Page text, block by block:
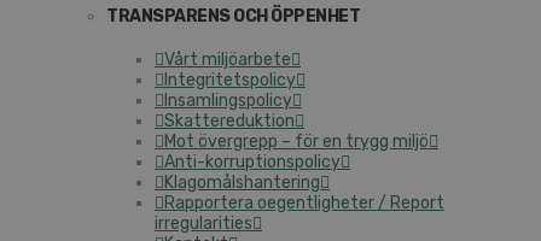
TRANSPARENS OCH ÖPPENHET
Vårt miljöarbete
Integritetspolicy
Insamlingspolicy
Skattereduktion
Mot övergrepp – för en trygg miljö
Anti-korruptionspolicy
Klagomålshantering
Rapportera oegentligheter / Report
irregularities